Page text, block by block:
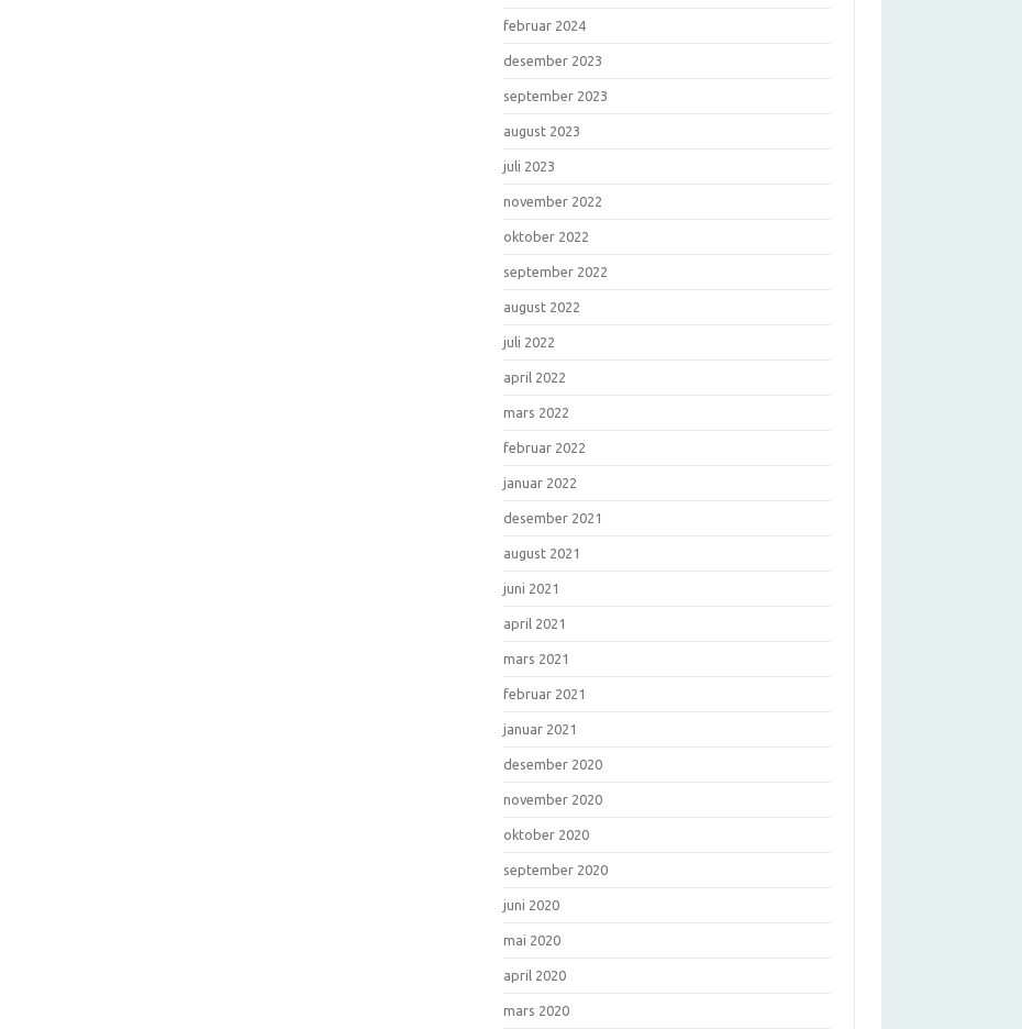
februar 2024
desember 2023
september 2023
august 2023
juli 2023
november 2022
oktober 2022
september 2022
august 2022
juli 2022
april 2022
mars 2022
februar 2022
januar 2022
desember 2021
august 2021
juni 2021
april 2021
mars 2021
februar 2021
januar 2021
desember 2020
november 2020
oktober 2020
september 2020
juni 2020
mai 2020
april 2020
mars 2020